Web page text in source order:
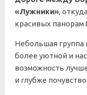
«Лужники»,
красивых панорам
Небольшая группа
более уютной и
возможность
и глубже